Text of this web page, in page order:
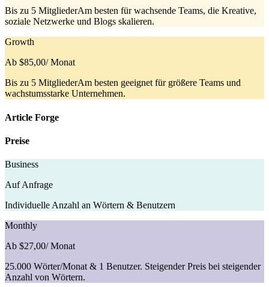
Bis zu 5 MitgliederAm besten für wachsende Teams, die Kreative,
soziale Netzwerke und Blogs skalieren.
Growth
Ab $85,00/ Monat
Bis zu 5 MitgliederAm besten geeignet für größere Teams und
wachstumsstarke Unternehmen.
Article Forge
Preise
Business
Auf Anfrage
Individuelle Anzahl an Wörtern & Benutzern
Monthly
Ab $27,00/ Monat
25.000 Wörter/Monat & 1 Benutzer. Steigender Preis bei steigender
Anzahl von Wörtern.